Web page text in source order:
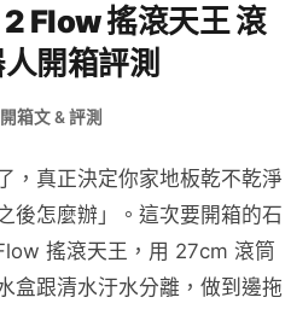
Flow 搖滾天王 滾
開箱評測
開箱文 & 評測
，真正決定你家地板乾不乾淨
後怎麼辦」。這次要開箱的石
搖滾天王，用 27cm 滾筒
盒跟清水汙水分離，做到邊拖